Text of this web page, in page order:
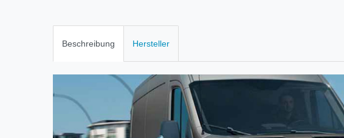
Beschreibung Hersteller